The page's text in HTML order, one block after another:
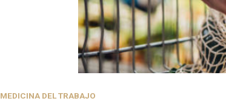
MEDICINA DEL TRABAJO